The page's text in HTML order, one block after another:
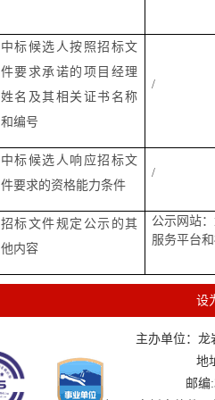
中标候选人按照招标文
件要求承诺的 项目经理
姓名及其相关证书名称
和编号
/
中标候选人响应招标文
件要求的资格能力条件
/
招标文件规定公示的其
他内容
公示网站
服务平台
设
主办单位：龙
地
邮编